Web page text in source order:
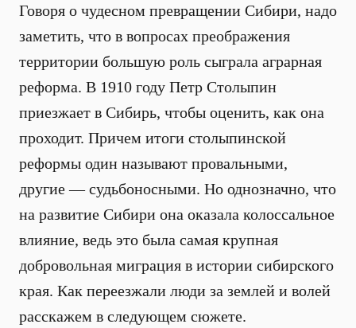
Говоря о чудесном превращении Сибири, надо
заметить, что в вопросах преображения
территории большую роль сыграла аграрная
реформа. В 1910 году Петр Столыпин
приезжает в Сибирь, чтобы оценить, как она
проходит. Причем итоги столыпинской
реформы один называют провальными,
другие — судьбоносными. Но однозначно, что
на развитие Сибири она оказала колоссальное
влияние, ведь это была самая крупная
добровольная миграция в истории сибирского
края. Как переезжали люди за землей и волей
расскажем в следующем сюжете.